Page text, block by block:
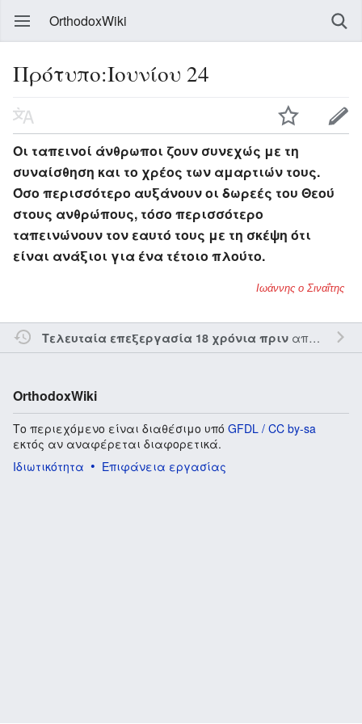
OrthodoxWiki
Πρότυπο:Ιουνίου 24
Οι ταπεινοί άνθρωποι ζουν συνεχώς με τη
συναίσθηση και το χρέος των αμαρτιών τους.
Όσο περισσότερο αυξάνουν οι δωρεές του Θεού
στους ανθρώπους, τόσο περισσότερο
ταπεινώνουν τον εαυτό τους με τη σκέψη ότι
είναι ανάξιοι για ένα τέτοιο πλούτο.
Ιωάννης ο Σιναΐτης
Τελευταία επεξεργασία 18 χρόνια πριναπό τον την
OrthodoxWiki
Το περιεχόμενο είναι διαθέσιμο υπό GFDL / CC by-sa
εκτός αν αναφέρεται διαφορετικά.
Ιδιωτικότητα
Επιφάνεια εργασίας